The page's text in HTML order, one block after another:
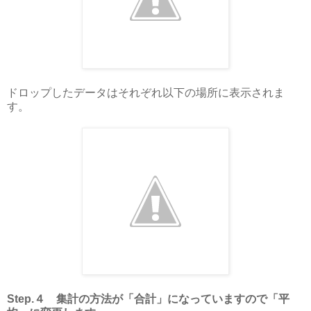
ドロップしたデータはそれぞれ以下の場所に表示されま
す。
Step.４ 集計の方法が「合計」になっていますので「平